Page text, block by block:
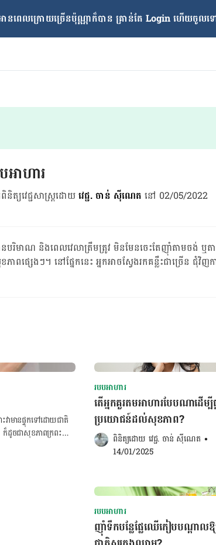
ានពេលក្រោយ​ច្រើនប៉ុណ្ណាក៏បាន គ្រាន់តែ​ Login ហើយចូលទ
អាហារ
និត្យវេជ្ជសាស្ត្រដោយវេជ្ជ. ចាន់ ស៊ីណេត នៅ 02/05/2022
រិមាណ និង​ពេលវេលា​ត្រឹមត្រូវ មិនមែន​ចេះតែញ៉ាំ​តាម​ចង់ ឬ​តា
ផ្សេងៗ។ នៅ​ផ្នែក​នេះ អ្នក​អាច​ស្វែងរក​គន្លឹះ​ជា​ច្រើន ជុំវិញ​
ា​មាន​ផ្ទុក​ទៅ​ដោយ​ជាតិ​
ដូចជា​សុខភាព​ក្រពះ​
ម​ ជា​ផ្លែឈើ​ដែល​សម្បូរ​
ន​បង្ហាញ​ថា សមាស
របបអាហារ
តើអ្នកគួរតមអាហារបែបណាដើម្បី
ប្រយោជន៍ដល់សុខភាព?
ពិនិត្យដោយ វេជ្ជ. ចាន់ ស៊ីណេត •
14/01/2025
របបអាហារ
ញុាំទឹកប​ន្លែផ្លែឈើកៀបបណ្តាល